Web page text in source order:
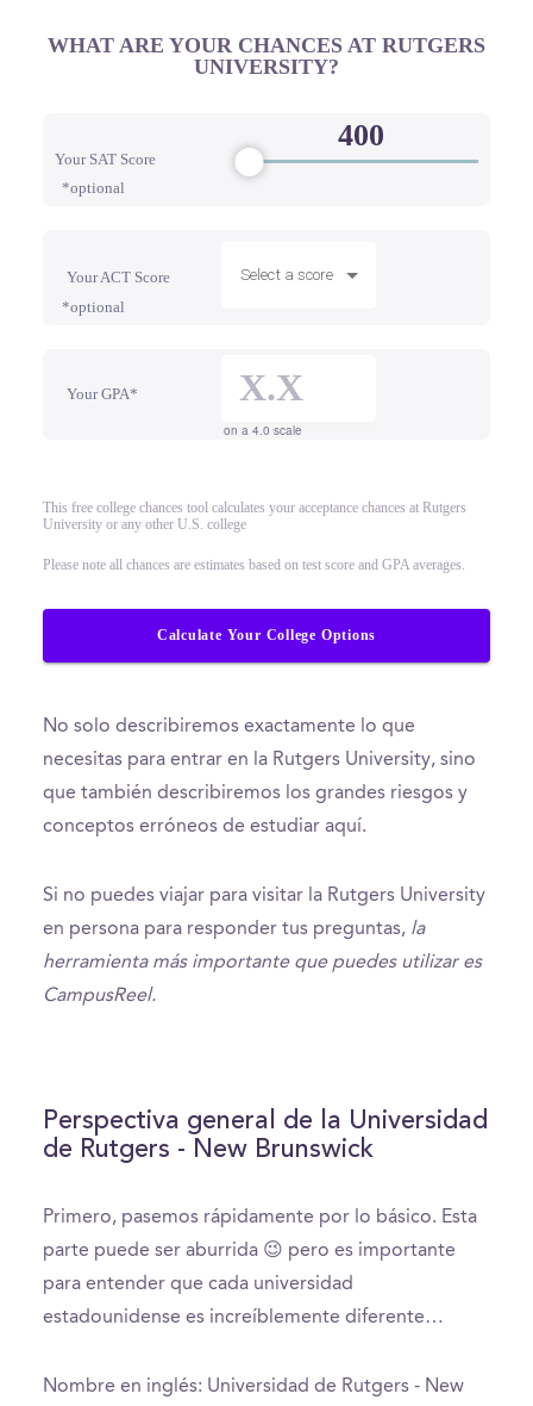
WHAT ARE YOUR CHANCES AT RUTGERS
UNIVERSITY?
Your SAT Score
*optional
Your ACT Score
*optional
Select a score
Your GPA*
on a 4.0 scale
This free college chances tool calculates your acceptance chances at Rutgers
University or any other U.S. college
Please note all chances are estimates based on test score and GPA averages.
Calculate Your College Options
No solo describiremos exactamente lo que
necesitas para entrar en la Rutgers University, sino
que también describiremos los grandes riesgos y
conceptos erróneos de estudiar aquí.
Si no puedes viajar para visitar la Rutgers University
en persona para responder tus preguntas, la
herramienta más importante que puedes utilizar es
CampusReel.
Perspectiva general de la Universidad
de Rutgers - New Brunswick
Primero, pasemos rápidamente por lo básico. Esta
parte puede ser aburrida 😉 pero es importante
para entender que cada universidad
estadounidense es increíblemente diferente…
Nombre en inglés: Universidad de Rutgers - New